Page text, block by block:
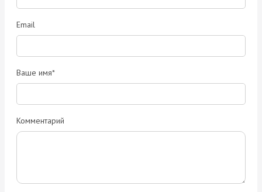
Email
Ваше имя*
Комментарий